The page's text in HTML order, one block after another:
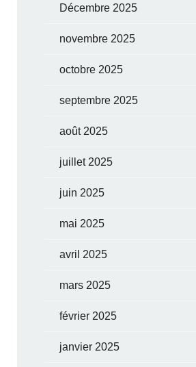
Décembre 2025
novembre 2025
octobre 2025
septembre 2025
août 2025
juillet 2025
juin 2025
mai 2025
avril 2025
mars 2025
février 2025
janvier 2025